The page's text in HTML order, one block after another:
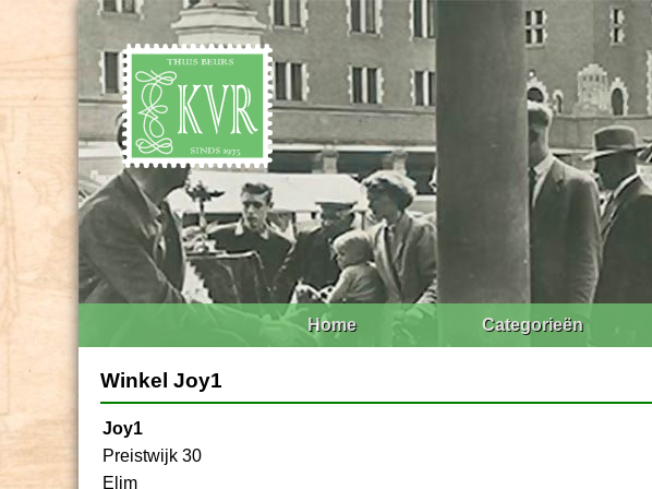
Home Categorieën
Winkel Joy1
Joy1
Preistwijk 30
Elim